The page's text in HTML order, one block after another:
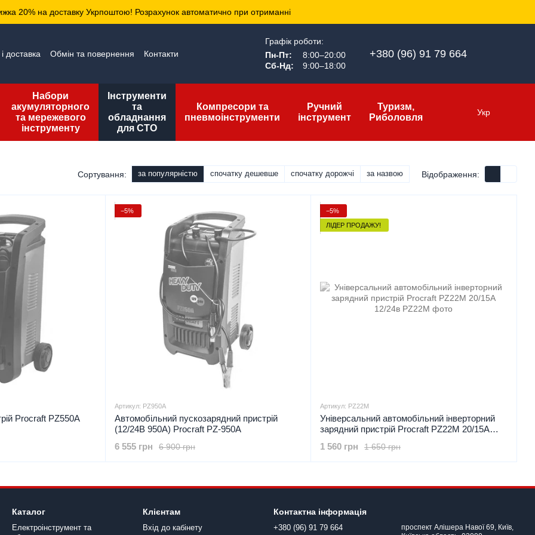
20% на доставку Укрпоштою! Розрахунок автоматично при отриманні
доставка Обмін та повернення
Контакти
Графік роботи:
Пн-Пт:
8:00–20:00
Сб-Нд:
9:00–18:00
+380 (96) 91 79 664
Набори
акумуляторного
та мережевого
інструменту
Інструменти
та
обладнання
для СТО
Компресори та
пневмоінструменти
Ручний
інструмент
Туризм,
Риболовля
Укр
Сортування: за популярністю спочатку дешевше спочатку дорожчі за назвою Відображення:
Procraft PZ550A
−5%
Артикул: PZ950A
Автомобільний пускозарядний пристрій
(12/24В 950А) Procraft PZ-950A
6 900 грн
6 555 грн
−5%
ЛІДЕР ПРОДАЖУ!
Артикул: PZ22M
Універсальний автомобільний інверторний
зарядний пристрій Proсraft PZ22M 20/15А
1 650 грн
1 560 грн
Каталог
Електроінструмент та
Клієнтам
Вхід до кабінету
Контактна інформація
+380 (96) 91 79 664
проспект Алішера Навої 69, Київ,